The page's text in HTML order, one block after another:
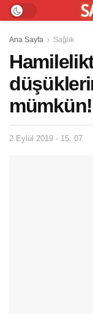
Ana Sayfa Sağlık
mümkün!
2 Eylül 2019 - 15: 07